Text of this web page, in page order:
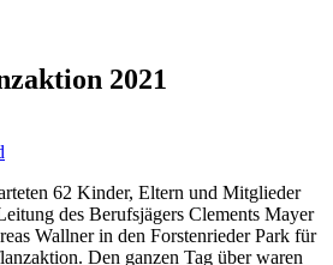
2021
62 Kinder, Eltern und Mitglieder
des Berufsjägers Clements Mayer
Wallner in den Forstenrieder Park für
Den ganzen Tag über waren